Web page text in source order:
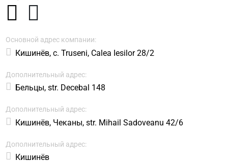
Основной адрес компании:
Кишинёв, c. Truseni, Calea Iesilor 28/2
Дополнительный адрес:
Бельцы, str. Decebal 148
Дополнительный адрес:
Кишинёв, Чеканы, str. Mihail Sadoveanu 42/6
Дополнительный адрес:
Кишинёв